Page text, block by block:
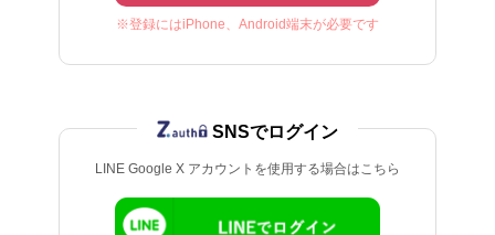
※登録にはiPhone、Android端末が必要です
LINE Google X アカウントを使用する場合はこちら
SNSでログイン